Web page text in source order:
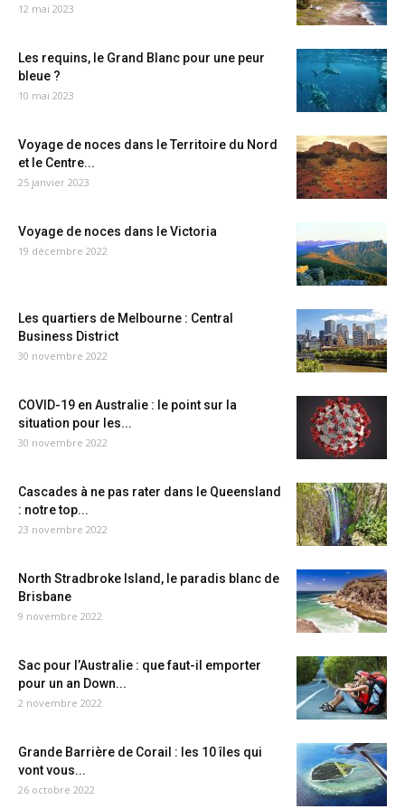
12 mai 2023
Les requins, le Grand Blanc pour une peur
bleue ?
10 mai 2023
Voyage de noces dans le Territoire du Nord
et le Centre...
25 janvier 2023
Voyage de noces dans le Victoria
19 décembre 2022
Les quartiers de Melbourne : Central
Business District
30 novembre 2022
COVID-19 en Australie : le point sur la
situation pour les...
30 novembre 2022
Cascades à ne pas rater dans le Queensland
: notre top...
23 novembre 2022
North Stradbroke Island, le paradis blanc de
Brisbane
9 novembre 2022
Sac pour l’Australie : que faut-il emporter
pour un an Down...
2 novembre 2022
Grande Barrière de Corail : les 10 îles qui
vont vous...
26 octobre 2022